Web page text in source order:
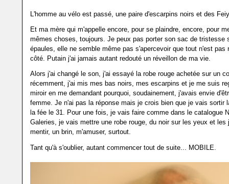
L'homme au vélo est passé, une paire d'escarpins noirs et des
Et ma mère qui m'appelle encore, pour se plaindre, encore, pour
mêmes choses, toujours. Je peux pas porter son sac de tristesse
épaules, elle ne semble même pas s'apercevoir que tout n'est pas
côté. Putain j'ai jamais autant redouté un réveillon de ma vie.
Alors j'ai changé le son, j'ai essayé la robe rouge achetée sur un
récemment, j'ai mis mes bas noirs, mes escarpins et je me suis
miroir en me demandant pourquoi, soudainement, j'avais envie
femme. Je n'ai pas la réponse mais je crois bien que je vais sortir
la fée le 31. Pour une fois, je vais faire comme dans le catalogue
Galeries, je vais mettre une robe rouge, du noir sur les yeux et les
mentir, un brin, m'amuser, surtout.
Tant qu'à s'oublier, autant commencer tout de suite... MOBILE.